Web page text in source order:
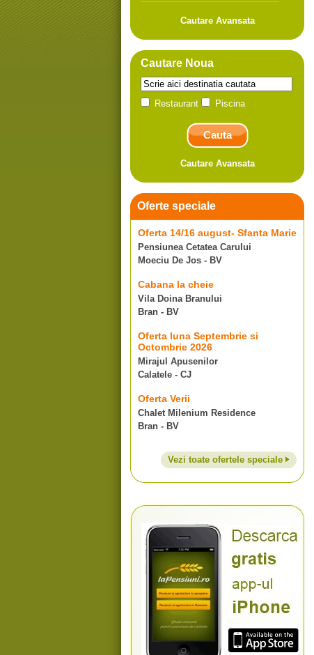
Cautare Avansata
Cautare Noua
Restaurant Piscina
Cautare Avansata
Oferte speciale
Oferta 14/16 august- Sfanta Marie
Pensiunea Cetatea Carului
Moeciu De Jos - BV
Cabana la cheie
Vila Doina Branului
Bran - BV
Oferta luna Septembrie si
Octombrie 2026
Mirajul Apusenilor
Calatele - CJ
Oferta Verii
Chalet Milenium Residence
Bran - BV
Vezi toate ofertele speciale